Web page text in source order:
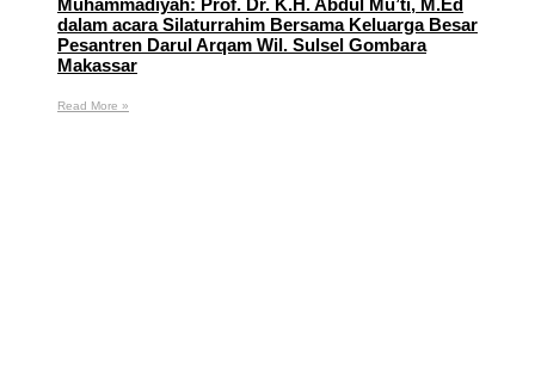
Muhammadiyah: Prof. Dr. K.H. Abdul Mu’ti, M.Ed
dalam acara Silaturrahim Bersama Keluarga Besar
Pesantren Darul Arqam Wil. Sulsel Gombara
Makassar
Read More »